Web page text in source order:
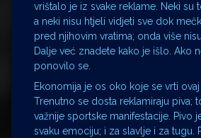
vrištalo je iz svake reklame. Neki su
a neki nisu htjeli vidjeti sve dok
pred njihovim vratima; onda više
Dalje već znadete kako je išlo. Ako
ponovilo se.
Ekonomija je os oko koje se vrti ovaj
Trenutno se dosta reklamiraju piva;
važnije sportske manifestacije. Pivo
svaku emociju; i za slavlje i za tugu.